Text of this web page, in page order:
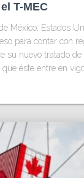
T-MEC
México, Estados
para contar con
su nuevo tratado
que éste entre en